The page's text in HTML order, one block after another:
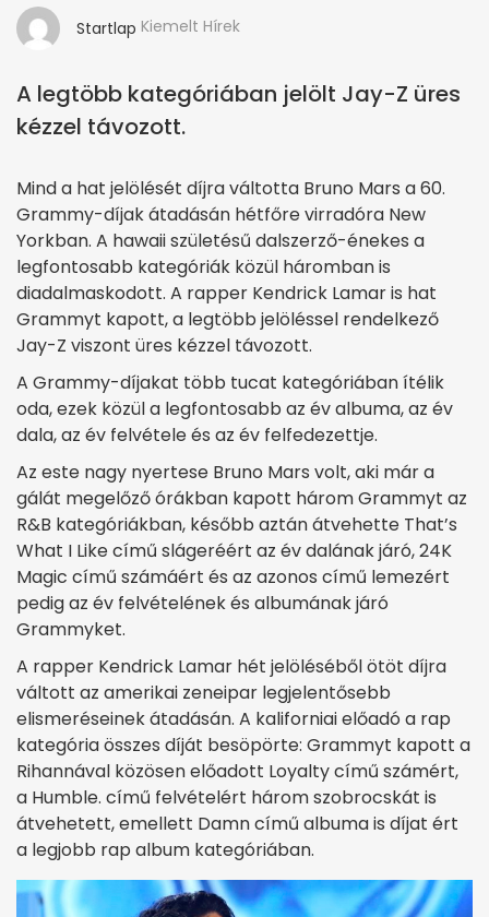
Startlap Kiemelt Hírek
A legtöbb kategóriában jelölt Jay-Z üres
kézzel távozott.
Mind a hat jelölését díjra váltotta Bruno Mars a 60.
Grammy-díjak átadásán hétfőre virradóra New
Yorkban. A hawaii születésű dalszerző-énekes a
legfontosabb kategóriák közül háromban is
diadalmaskodott. A rapper Kendrick Lamar is hat
Grammyt kapott, a legtöbb jelöléssel rendelkező
Jay-Z viszont üres kézzel távozott.
A Grammy-díjakat több tucat kategóriában ítélik
oda, ezek közül a legfontosabb az év albuma, az év
dala, az év felvétele és az év felfedezettje.
Az este nagy nyertese Bruno Mars volt, aki már a
gálát megelőző órákban kapott három Grammyt az
R&B kategóriákban, később aztán átvehette That’s
What I Like című slágeréért az év dalának járó, 24K
Magic című számáért és az azonos című lemezért
pedig az év felvételének és albumának járó
Grammyket.
A rapper Kendrick Lamar hét jelöléséből ötöt díjra
váltott az amerikai zeneipar legjelentősebb
elismeréseinek átadásán. A kaliforniai előadó a rap
kategória összes díját besöpörte: Grammyt kapott a
Rihannával közösen előadott Loyalty című számért,
a Humble. című felvételért három szobrocskát is
átvehetett, emellett Damn című albuma is díjat ért
a legjobb rap album kategóriában.